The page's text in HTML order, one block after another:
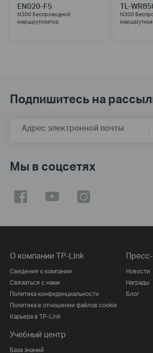
EN020-F5
N300 Беспроводной
маршрутизатор
TL-
N300
Подпишитесь на
Адрес электронной почты
Мы в соцсетях
О компании TP-Link
Сведения о компании
Связаться с нами
Политика конфиденциальности
Политика в отношении файлов cookie
Карьера в TP-Link
Новости
Награды
Блог
Учебный центр
База знаний